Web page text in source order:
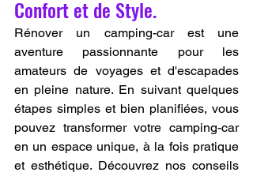
Confort et de Style.
Rénover un camping-car est une
aventure passionnante pour les
amateurs de voyages et d'escapades
en pleine nature. En suivant quelques
étapes simples et bien planifiées, vous
pouvez transformer votre camping-car
en un espace unique, à la fois pratique
et esthétique. Découvrez nos conseils